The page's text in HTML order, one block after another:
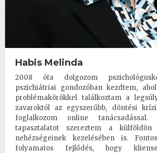
Habis Melinda
2008 óta dolgozom
pszichiátriai gondozóban kezdtem,
problémakörökkel találkoztam a
zavaroktól az egyszerűbb, döntési
foglalkozom online
tapasztalatot szereztem a
nehézségeinek kezelésében is.
folyamatos fejlődés, hogy